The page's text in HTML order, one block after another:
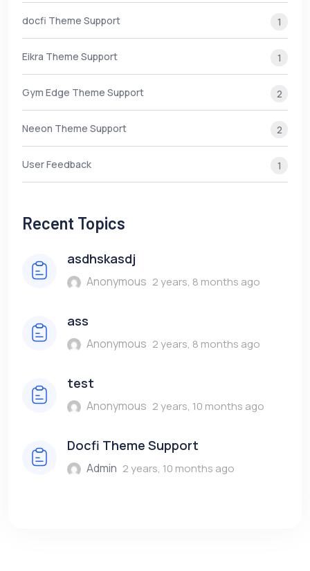
docfi Theme Support 1
Eikra Theme Support 1
Gym Edge Theme Support 2
Neeon Theme Support 2
User Feedback 1
Recent Topics
asdhskasdj
Anonymous 2 years, 8 months ago
ass
Anonymous 2 years, 8 months ago
test
Anonymous 2 years, 10 months ago
Docfi Theme Support
Admin 2 years, 10 months ago